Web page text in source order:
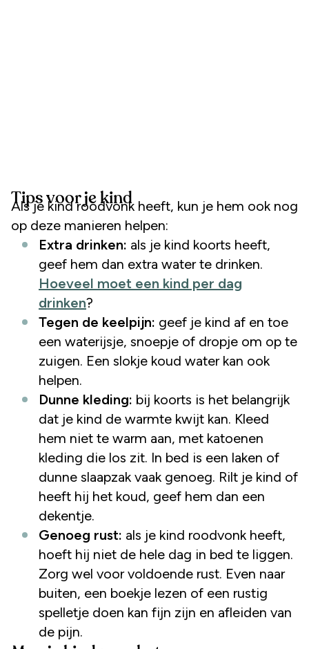
Tips voor je kind
Als je kind roodvonk heeft, kun je hem ook nog
op deze manieren helpen:
Extra drinken: als je kind koorts heeft,
geef hem dan extra water te drinken.
Hoeveel moet een kind per dag
drinken?
Tegen de keelpijn: geef je kind af en toe
een waterijsje, snoepje of dropje om op te
zuigen. Een slokje koud water kan ook
helpen.
Dunne kleding: bij koorts is het belangrijk
dat je kind de warmte kwijt kan. Kleed
hem niet te warm aan, met katoenen
kleding die los zit. In bed is een laken of
dunne slaapzak vaak genoeg. Rilt je kind of
heeft hij het koud, geef hem dan een
dekentje.
Genoeg rust: als je kind roodvonk heeft,
hoeft hij niet de hele dag in bed te liggen.
Zorg wel voor voldoende rust. Even naar
buiten, een boekje lezen of een rustig
spelletje doen kan fijn zijn en afleiden van
de pijn.